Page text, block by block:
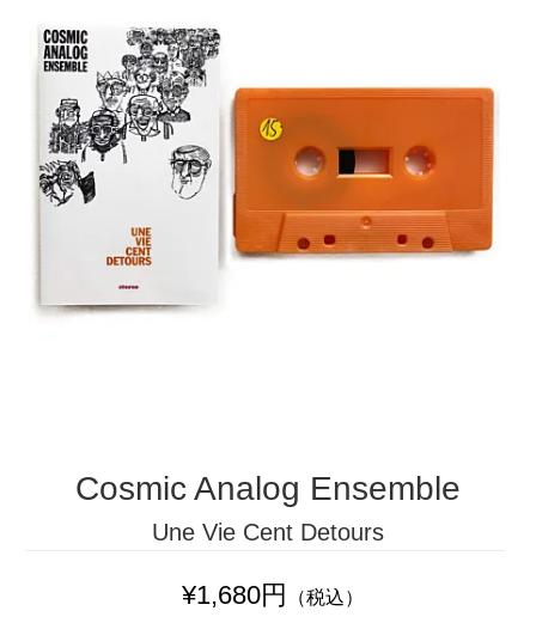
Cosmic Analog Ensemble
Une Vie Cent Detours
¥1,680円 （税込）